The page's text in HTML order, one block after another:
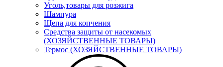
Уголь,товары для розжига
Шампура
Щепа для копчения
Средства защиты от насекомых
(ХОЗЯЙСТВЕННЫЕ ТОВАРЫ)
Термос (ХОЗЯЙСТВЕННЫЕ ТОВАРЫ)